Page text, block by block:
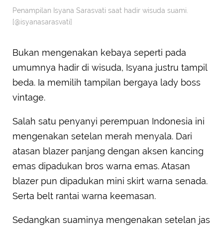
Penampilan Isyana Sarasvati saat hadir wisuda suami.
[@isyanasarasvati]
Bukan mengenakan kebaya seperti pada
umumnya hadir di wisuda, Isyana justru tampil
beda. Ia memilih tampilan bergaya lady boss
vintage.
Salah satu penyanyi perempuan Indonesia ini
mengenakan setelan merah menyala. Dari
atasan blazer panjang dengan aksen kancing
emas dipadukan bros warna emas. Atasan
blazer pun dipadukan mini skirt warna senada.
Serta belt rantai warna keemasan.
Sedangkan suaminya mengenakan setelan jas